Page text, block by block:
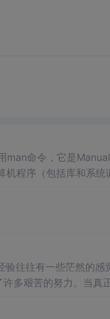
程序（包括库和系
往往有一些茫然的
多艰苦的努力。当真